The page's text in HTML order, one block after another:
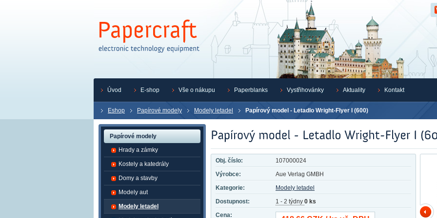
Eshop Papírové modely Modely letadel Papírový model - Letadlo Wright-Flyer I (600)
Obj. číslo:
107000024
Výrobce:
Aue Verlag GMBH
Kategorie:
Modely letadel
Dostupnost:
1 - 2 týdny 0 ks
Cena:
Papírové modely
Hrady a zámky
Kostely a katedrály
Domy a stavby
Modely aut
Modely letadel
Úvod E-shop Vše o nákupu Paperblanks Vystřihovánky Aktuality Kontakt